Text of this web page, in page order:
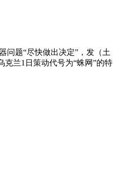
问题“尽快做出决定”，发（土
兰1日策动代号为“蛛网”的特